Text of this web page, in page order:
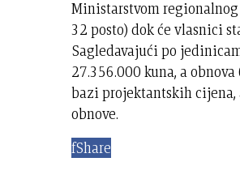
Ministarstvom
32 posto) dok će vlasnici
Sagledavajući po
27.356.000 kuna, a
bazi projektantskih cijena,
obnove.
fShare